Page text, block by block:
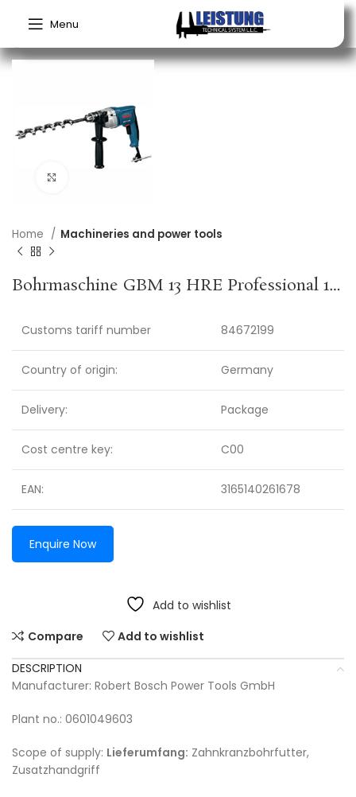
Menu
Home Machineries and power tools
Bohrmaschine GBM 13 HRE Professional 13 mm 550 W 0-550 min-¹ BOSCH
Customs tariff number 84672199
Country of origin: Germany
Delivery: Package
Cost centre key: C00
EAN: 3165140261678
Enquire Now
Add to wishlist
Compare
Add to wishlist
DESCRIPTION
Manufacturer: Robert Bosch Power Tools GmbH
Plant no.: 0601049603
Scope of supply: Lieferumfang: Zahnkranzbohrfutter,
Zusatzhandgriff